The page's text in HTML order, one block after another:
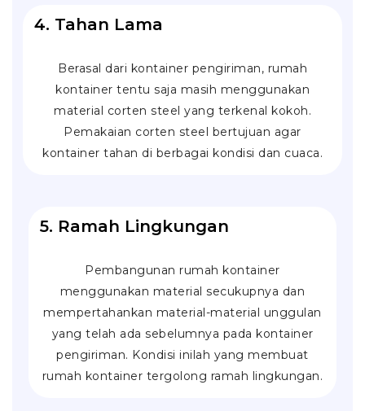
4. Tahan Lama
Berasal dari kontainer pengiriman, rumah
kontainer tentu saja masih menggunakan
material corten steel yang terkenal kokoh.
Pemakaian corten steel bertujuan agar
kontainer tahan di berbagai kondisi dan cuaca.
5. Ramah Lingkungan
Pembangunan rumah kontainer
menggunakan material secukupnya dan
mempertahankan material-material unggulan
yang telah ada sebelumnya pada kontainer
pengiriman. Kondisi inilah yang membuat
rumah kontainer tergolong ramah lingkungan.